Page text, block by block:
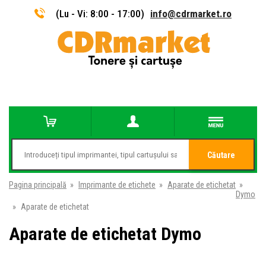
(Lu - Vi: 8:00 - 17:00) info@cdrmarket.ro
Căutare
Pagina principală » Imprimante de etichete » Aparate de etichetat »
Dymo
» Aparate de etichetat
Aparate de etichetat Dymo